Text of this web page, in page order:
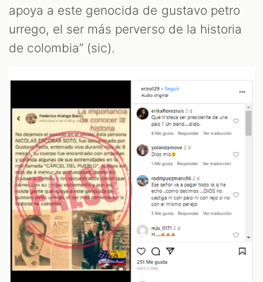
apoya a este genocida de gustavo petro
urrego, el ser más perverso de la historia
de colombia” (sic).